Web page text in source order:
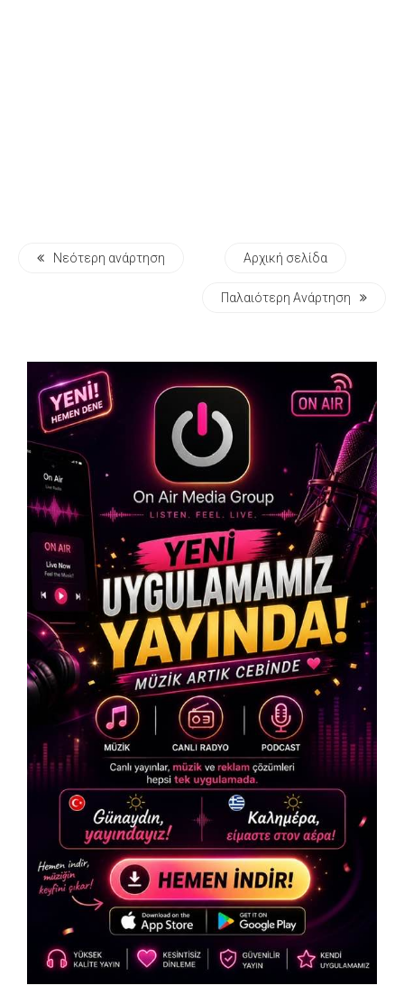
Νεότερη ανάρτηση Αρχική σελίδα
Παλαιότερη Ανάρτηση